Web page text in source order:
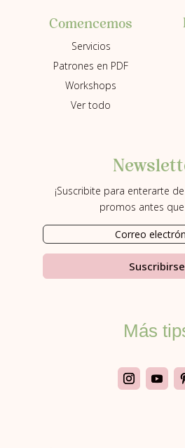
Comencemos
Servicios
Patrones en PDF
Workshops
Ver todo
¡Suscribite para enterarte
promos antes
Suscribirse
Más